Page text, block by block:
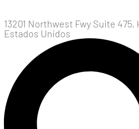
13201 Northwest Fwy Suite 475,
Estados Unidos